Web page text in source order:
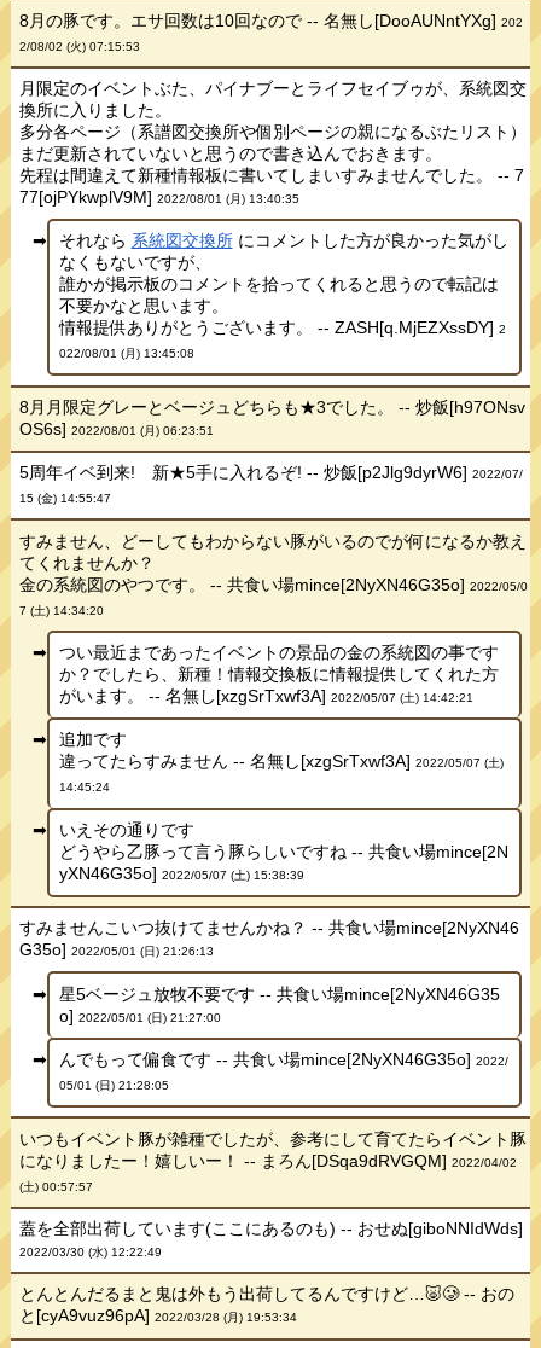
8月の豚です。エサ回数は10回なので -- 名無し[DooAUNntYXg]202
2/08/02 (火) 07:15:53
月限定のイベントぶた、パイナブーとライフセイブゥが、系統図交
換所に入りました。
多分各ページ（系譜図交換所や個別ページの親になるぶたリスト）
まだ更新されていないと思うので書き込んでおきます。
先程は間違えて新種情報板に書いてしまいすみませんでした。 -- 7
77[ojPYkwplV9M]2022/08/01 (月) 13:40:35
それなら 系統図交換所にコメントした方が良かった気がし
なくもないですが、
誰かが掲示板のコメントを拾ってくれると思うので転記は
不要かなと思います。
情報提供ありがとうございます。 -- ZASH[q.MjEZXssDY] 2
022/08/01 (月) 13:45:08
8月月限定グレーとベージュどちらも★3でした。 -- 炒飯[h97ONsv
OS6s]2022/08/01 (月) 06:23:51
5周年イベ到来! 新★5手に入れるぞ! -- 炒飯[p2Jlg9dyrW6]2022/07/
15 (金) 14:55:47
すみません、どーしてもわからない豚がいるのでが何になるか教え
てくれませんか？
金の系統図のやつです。 -- 共食い場mince[2NyXN46G35o]2022/05/0
7 (土) 14:34:20
つい最近まであったイベントの景品の金の系統図の事です
か？でしたら、新種！情報交換板に情報提供してくれた方
がいます。 -- 名無し[xzgSrTxwf3A] 2022/05/07 (土) 14:42:21
追加です
違ってたらすみません -- 名無し[xzgSrTxwf3A] 2022/05/07 (土)
14:45:24
いえその通りです
どうやら乙豚って言う豚らしいですね -- 共食い場mince[2N
yXN46G35o] 2022/05/07 (土) 15:38:39
すみませんこいつ抜けてませんかね？ -- 共食い場mince[2NyXN46
G35o]2022/05/01 (日) 21:26:13
星5ベージュ放牧不要です -- 共食い場mince[2NyXN46G35
o] 2022/05/01 (日) 21:27:00
んでもって偏食です -- 共食い場mince[2NyXN46G35o] 2022/
05/01 (日) 21:28:05
いつもイベント豚が雑種でしたが、参考にして育てたらイベント豚
になりましたー！嬉しいー！ -- まろん[DSqa9dRVGQM]2022/04/02
(土) 00:57:57
蓋を全部出荷しています(ここにあるのも) -- おせぬ[giboNNIdWds]
2022/03/30 (水) 12:22:49
とんとんだるまと鬼は外もう出荷してるんですけど…🐷🥲 -- おの
と[cyA9vuz96pA]2022/03/28 (月) 19:53:34